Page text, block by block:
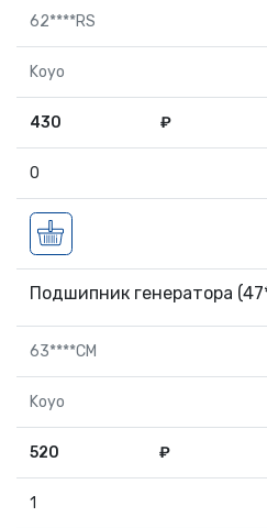
62****RS
Koyo
430 ₽
0
Подшипник генератора
63****CM
Koyo
520 ₽
1